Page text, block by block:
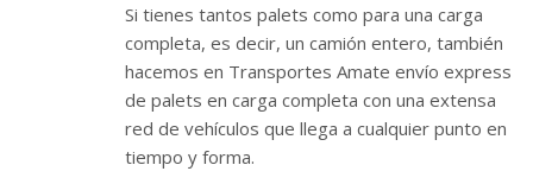
Si tienes tantos palets como para una carga
completa, es decir, un camión entero, también
hacemos en Transportes Amate envío express
de palets en carga completa con una extensa
red de vehículos que llega a cualquier punto en
tiempo y forma.